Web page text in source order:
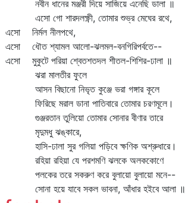
নবীন ধানের মঞ্জরী দিয়ে সাজিয়ে এনেছি ডালা ॥
এসো গো শারদলক্ষ্ণী, তোমার শুভ্র মেঘের রথে,
এসো নির্মল নীলপথে,
এসো ধৌত শ্যামল আলো-ঝলমল-বনগিরিপর্বতে--
এসো মুকুটে পরিয়া শ্বেতশতদল শীতল-শিশির-ঢালা ॥
ঝরা মালতীর ফুলে
আসন বিছানো নিভৃত কুঞ্জে ভরা গঙ্গার কূলে
ফিরিছে মরাল ডানা পাতিবারে তোমার চরণমূলে।
গুঞ্জরতান তুলিয়ো তোমার সোনার বীণার তারে
মৃদুমধু ঝঙ্কারে,
হাসি-ঢালা সুর গলিয়া পড়িবে ক্ষণিক অশ্রুধারে।
রহিয়া রহিয়া যে পরশমণি ঝলকে অলককোণে
পলকের তরে সকরুণ করে বুলায়ো বুলায়ো মনে--
সোনা হয়ে যাবে সকল ভাবনা, আঁধার হইবে আলা ॥